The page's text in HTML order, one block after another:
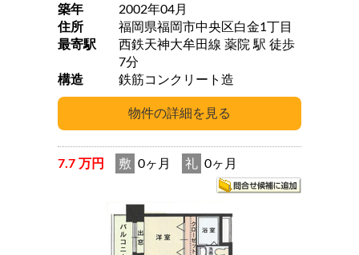
築年
2002年04月
住所
福岡県福岡市中央区白金1丁目
最寄駅
西鉄天神大牟田線 薬院 駅 徒歩
7分
構造
鉄筋コンクリート造
7.7 万円 敷 0ヶ月 礼 0ヶ月